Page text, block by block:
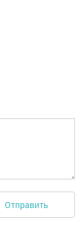
Отправить